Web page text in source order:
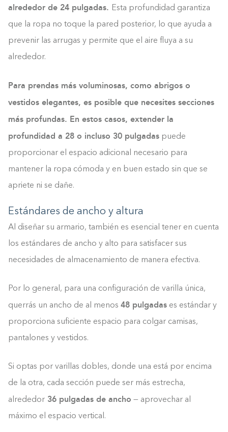
alrededor de 24 pulgadas. Esta profundidad garantiza
que la ropa no toque la pared posterior, lo que ayuda a
prevenir las arrugas y permite que el aire fluya a su
alrededor.
Para prendas más voluminosas, como abrigos o
vestidos elegantes, es posible que necesites secciones
más profundas. En estos casos, extender la
profundidad a 28 o incluso 30 pulgadas puede
proporcionar el espacio adicional necesario para
mantener la ropa cómoda y en buen estado sin que se
apriete ni se dañe.
Estándares de ancho y altura
Al diseñar su armario, también es esencial tener en cuenta
los estándares de ancho y alto para satisfacer sus
necesidades de almacenamiento de manera efectiva.
Por lo general, para una configuración de varilla única,
querrás un ancho de al menos 48 pulgadas es estándar y
proporciona suficiente espacio para colgar camisas,
pantalones y vestidos.
Si optas por varillas dobles, donde una está por encima
de la otra, cada sección puede ser más estrecha,
alrededor 36 pulgadas de ancho — aprovechar al
máximo el espacio vertical.